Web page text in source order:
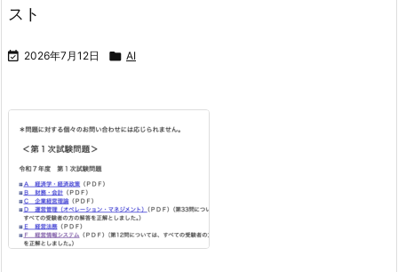
スト
 2026年7月12日  AI